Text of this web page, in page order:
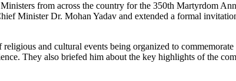
from across the country for the 350th Martyrdom
Minister Dr. Mohan Yadav and extended a formal
and cultural events being organized to
They also briefed him about the key highlights of the